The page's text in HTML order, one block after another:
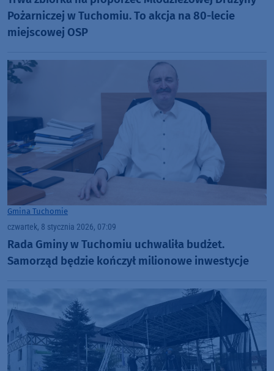
Pożarniczej w Tuchomiu. To akcja na 80-lecie
miejscowej OSP
Gmina Tuchomie
czwartek, 8 stycznia 2026, 07:09
Rada Gminy w Tuchomiu uchwaliła budżet.
Samorząd będzie kończył milionowe inwestycje